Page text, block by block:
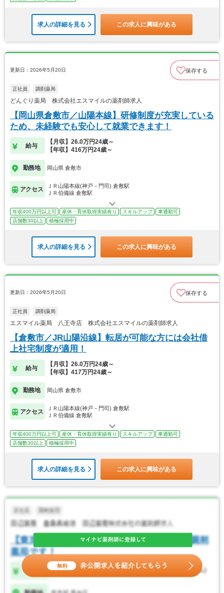
求人の詳細を見る この求人に興味がある
更新日：2026年5月20日 保存する
正社員 調剤薬局
どんぐり薬局 株式会社エスマイルの薬剤師求人
【岡山県倉敷市／山陽本線】研修制度が充実している
ため、未経験でも安心して就業できます！
給与
【月収】26.0万円24歳～
【年収】416万円24歳～
勤務地 岡山県 倉敷市
アクセス
ＪＲ山陽本線(神戸－門司) 倉敷駅
ＪＲ伯備線 倉敷駅
年収400万円以上可 産休・育休取得実績有り スキルアップ
車通勤可
店舗数30以上
積極採用中
求人の詳細を見る この求人に興味がある
更新日：2026年5月20日 保存する
正社員 調剤薬局
エスマイル薬局 八王寺店 株式会社エスマイルの薬剤師求人
【倉敷市／JR山陽沿線】転居が可能な方には会社借
上社宅制度が適用！
給与
【月収】26.0万円24歳～
【年収】417万円24歳～
勤務地 岡山県 倉敷市
アクセス
ＪＲ山陽本線(神戸－門司) 倉敷駅
ＪＲ伯備線 倉敷駅
年収400万円以上可 産休・育休取得実績有り スキルアップ
車通勤可
店舗数30以上
積極採用中
求人の詳細を見る この求人に興味がある